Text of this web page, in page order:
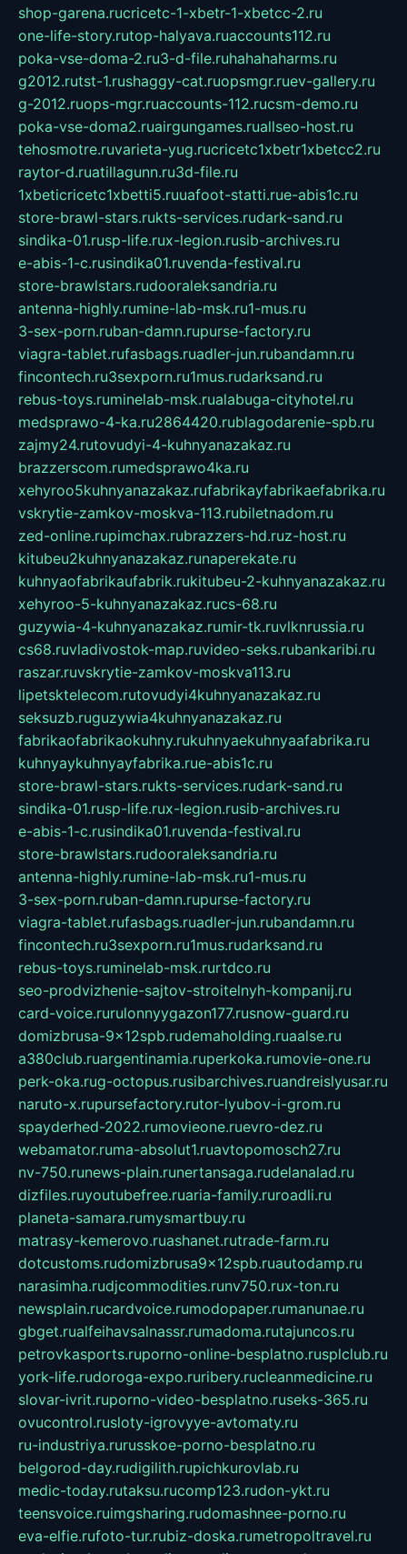
shop-garena.rucricetc-1-xbetr-1-xbetcc-2.ru
one-life-story.rutop-halyava.ruaccounts112.ru
poka-vse-doma-2.ru3-d-file.ruhahahaharms.ru
g2012.rutst-1.rushaggy-cat.ruopsmgr.ruev-gallery.ru
g-2012.ruops-mgr.ruaccounts-112.rucsm-demo.ru
poka-vse-doma2.ruairgungames.ruallseo-host.ru
tehosmotre.ruvarieta-yug.rucricetc1xbetr1xbetcc2.ru
raytor-d.ruatillagunn.ru3d-file.ru
1xbeticricetc1xbetti5.ruuafoot-statti.rue-abis1c.ru
store-brawl-stars.rukts-services.rudark-sand.ru
sindika-01.rusp-life.rux-legion.rusib-archives.ru
e-abis-1-c.rusindika01.ruvenda-festival.ru
store-brawlstars.rudooraleksandria.ru
antenna-highly.rumine-lab-msk.ru1-mus.ru
3-sex-porn.ruban-damn.rupurse-factory.ru
viagra-tablet.rufasbags.ruadler-jun.rubandamn.ru
fincontech.ru3sexporn.ru1mus.rudarksand.ru
rebus-toys.ruminelab-msk.rualabuga-cityhotel.ru
medsprawo-4-ka.ru2864420.rublagodarenie-spb.ru
zajmy24.rutovudyi-4-kuhnyanazakaz.ru
brazzerscom.rumedsprawo4ka.ru
xehyroo5kuhnyanazakaz.rufabrikayfabrikaefabrika.ru
vskrytie-zamkov-moskva-113.rubiletnadom.ru
zed-online.rupimchax.rubrazzers-hd.ruz-host.ru
kitubeu2kuhnyanazakaz.runaperekate.ru
kuhnyaofabrikaufabrik.rukitubeu-2-kuhnyanazakaz.ru
xehyroo-5-kuhnyanazakaz.rucs-68.ru
guzywia-4-kuhnyanazakaz.rumir-tk.ruvlknrussia.ru
cs68.ruvladivostok-map.ruvideo-seks.rubankaribi.ru
raszar.ruvskrytie-zamkov-moskva113.ru
lipetsktelecom.rutovudyi4kuhnyanazakaz.ru
seksuzb.ruguzywia4kuhnyanazakaz.ru
fabrikaofabrikaokuhny.rukuhnyaekuhnyaafabrika.ru
kuhnyaykuhnyayfabrika.rue-abis1c.ru
store-brawl-stars.rukts-services.rudark-sand.ru
sindika-01.rusp-life.rux-legion.rusib-archives.ru
e-abis-1-c.rusindika01.ruvenda-festival.ru
store-brawlstars.rudooraleksandria.ru
antenna-highly.rumine-lab-msk.ru1-mus.ru
3-sex-porn.ruban-damn.rupurse-factory.ru
viagra-tablet.rufasbags.ruadler-jun.rubandamn.ru
fincontech.ru3sexporn.ru1mus.rudarksand.ru
rebus-toys.ruminelab-msk.rurtdco.ru
seo-prodvizhenie-sajtov-stroitelnyh-kompanij.ru
card-voice.rurulonnyygazon177.rusnow-guard.ru
domizbrusa-9x12spb.rudemaholding.ruaalse.ru
a380club.ruargentinamia.ruperkoka.rumovie-one.ru
perk-oka.rug-octopus.rusibarchives.ruandreislyusar.ru
naruto-x.rupursefactory.rutor-lyubov-i-grom.ru
spayderhed-2022.rumovieone.ruevro-dez.ru
webamator.ruma-absolut1.ruavtopomosch27.ru
nv-750.runews-plain.runertansaga.rudelanalad.ru
dizfiles.ruyoutubefree.ruaria-family.ruroadli.ru
planeta-samara.rumysmartbuy.ru
matrasy-kemerovo.ruashanet.rutrade-farm.ru
dotcustoms.rudomizbrusa9x12spb.ruautodamp.ru
narasimha.rudjcommodities.runv750.rux-ton.ru
newsplain.rucardvoice.rumodopaper.rumanunae.ru
gbget.rualfeihavsalnassr.rumadoma.rutajuncos.ru
petrovkasports.ruporno-online-besplatno.rusplclub.ru
york-life.rudoroga-expo.ruribery.rucleanmedicine.ru
slovar-ivrit.ruporno-video-besplatno.ruseks-365.ru
ovucontrol.rusloty-igrovyye-avtomaty.ru
ru-industriya.rurusskoe-porno-besplatno.ru
belgorod-day.rudigilith.rupichkurovlab.ru
medic-today.rutaksu.rucomp123.rudon-ykt.ru
teensvoice.ruimgsharing.rudomashnee-porno.ru
eva-elfie.rufoto-tur.rubiz-doska.rumetropoltravel.ru